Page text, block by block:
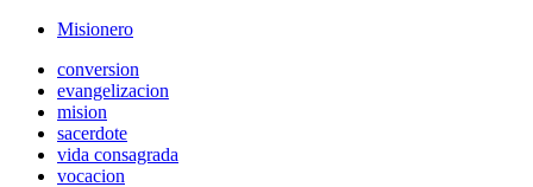
Misionero
conversion
evangelizacion
mision
sacerdote
vida consagrada
vocacion